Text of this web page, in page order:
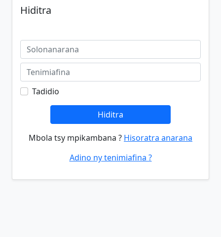
Hiditra
Tadidio
Hiditra
Mbola tsy mpikambana ? Hisoratra anarana
Adino ny tenimiafina ?